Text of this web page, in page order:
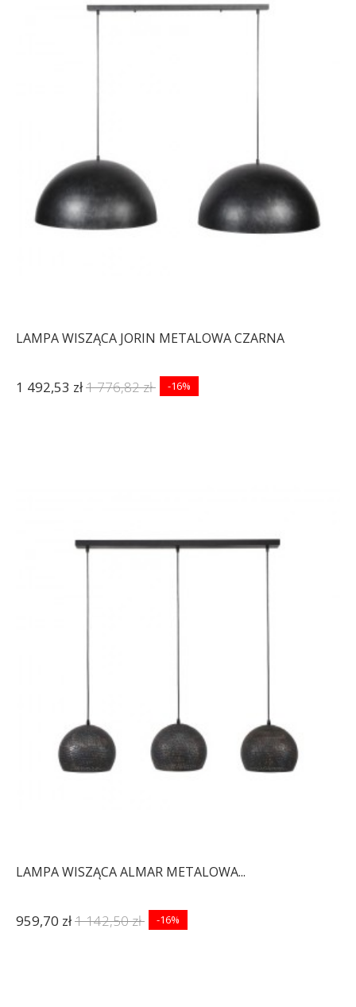
LAMPA WISZĄCA JORIN METALOWA CZARNA
1 492,53 zł1 776,82 zł -16%
LAMPA WISZĄCA ALMAR METALOWA...
959,70 zł1 142,50 zł -16%